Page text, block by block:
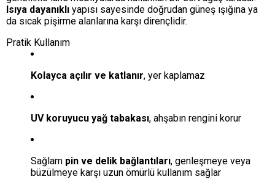
Isıya dayanıklı yapısı sayesinde doğrudan güneş ışığına ya
da sıcak pişirme alanlarına karşı dirençlidir.
Pratik Kullanım
Kolayca açılır ve katlanır, yer kaplamaz
UV koruyucu yağ tabakası, ahşabın rengini korur
Sağlam pin ve delik bağlantıları, genleşmeye veya
büzülmeye karşı uzun ömürlü kullanım sağlar